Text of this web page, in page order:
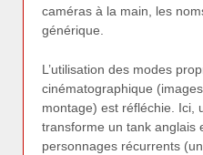
caméras à la main, les
générique.
L’utilisation des modes
cinématographique
montage) est réfléchie. Ici,
transforme un tank anglais
personnages récurrents